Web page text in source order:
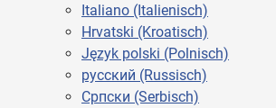
Italiano (Italienisch)
Hrvatski (Kroatisch)
Język polski (Polnisch)
русский (Russisch)
Cрпски (Serbisch)